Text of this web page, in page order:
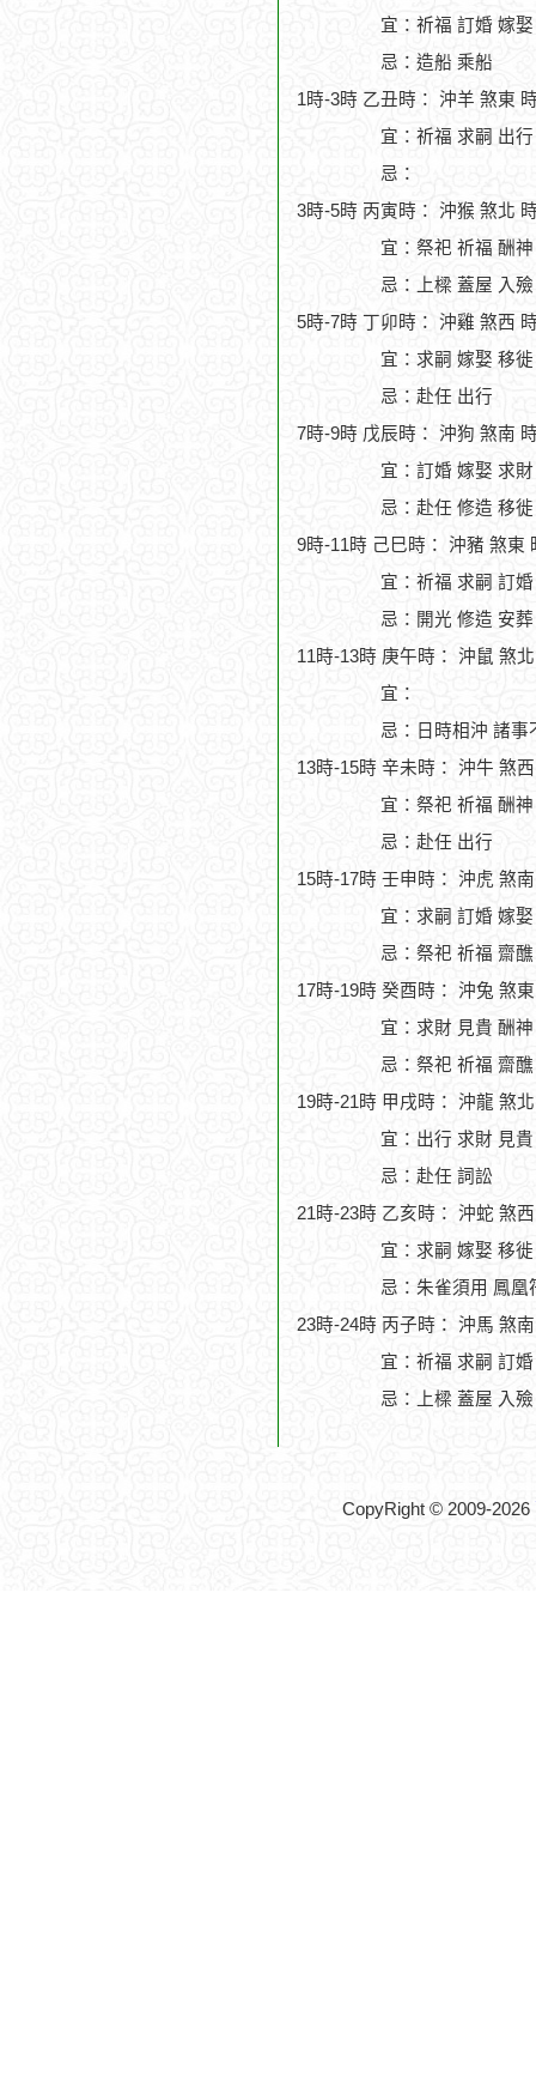
宜：祈福 訂婚 嫁
忌：造船 乘船
1時-3時 乙丑時： 沖羊 煞東
宜：祈福 求嗣 出
忌：
3時-5時 丙寅時： 沖猴 煞北
宜：祭祀 祈福 酬
忌：上樑 蓋屋 入殮
5時-7時 丁卯時： 沖雞 煞西
宜：求嗣 嫁娶 移
忌：赴任 出行
7時-9時 戊辰時： 沖狗 煞南
宜：訂婚 嫁娶 求
忌：赴任 修造 移
9時-11時 己巳時： 沖豬 煞東
宜：祈福 求嗣 訂
忌：開光 修造 安
11時-13時 庚午時： 沖鼠 煞
宜：
忌：日時相沖 諸事
13時-15時 辛未時： 沖牛 煞
宜：祭祀 祈福 酬
忌：赴任 出行
15時-17時 壬申時： 沖虎 煞
宜：求嗣 訂婚 嫁
忌：祭祀 祈福 齋
17時-19時 癸酉時： 沖兔 煞
宜：求財 見貴 酬
忌：祭祀 祈福 齋
19時-21時 甲戌時： 沖龍 煞
宜：出行 求財 見
忌：赴任 詞訟
21時-23時 乙亥時： 沖蛇 煞
宜：求嗣 嫁娶 移
忌：朱雀須用 鳳凰
23時-24時 丙子時： 沖馬 煞
宜：祈福 求嗣 訂
忌：上樑 蓋屋 入殮
CopyRight © 2009-2026